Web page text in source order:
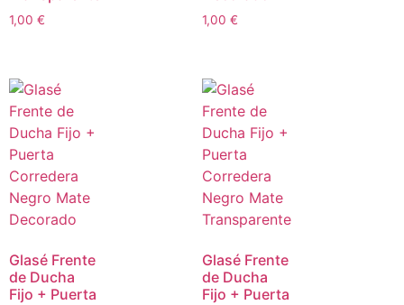
1,00 € 1,00 €
Glasé Frente
de Ducha
Fijo + Puerta
Glasé Frente
de Ducha
Fijo + Puerta